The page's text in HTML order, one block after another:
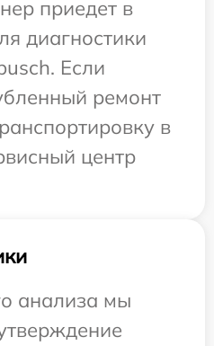
приедет в
диагностики
Если
ремонт
в
центр
анализа мы